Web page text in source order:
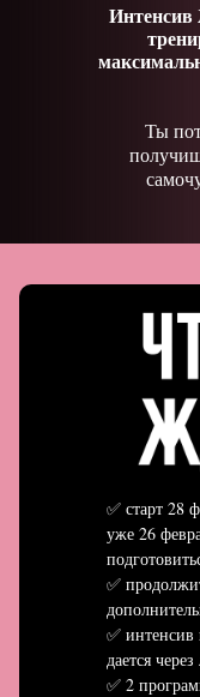
Ты
✅ старт 28
уже 26
✅
✅ интенсив
дается
✅ 2